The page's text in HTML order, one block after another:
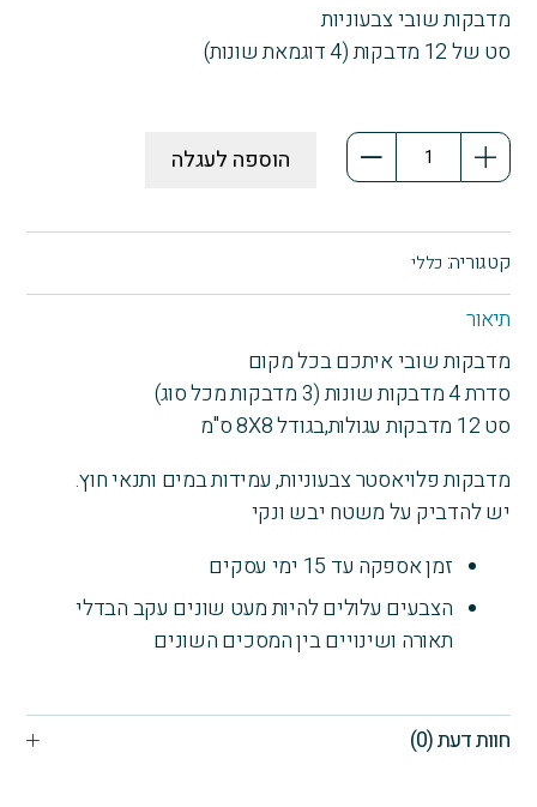
מדבקות שובי צבעוניות
סט של 12 מדבקות (4 דוגמאת שונות)
כמות
12
מדבקות
סוגים
שונים
בסט
הוספה לעגלה
תיאור
מדבקות שובי איתכם בכל מקום
סדרת 4 מדבקות שונות (3 מדבקות מכל סוג)
סט 12 מדבקות עגולות,בגודל 8X8 ס"מ
מדבקות פלויאסטר צבעוניות, עמידות במים ותנאי חוץ.
יש להדביק על משטח יבש ונקי
זמן אספקה עד 15 ימי עסקים
הצבעים עלולים להיות מעט שונים עקב הבדלי
תאורה ושינויים בין המסכים השונים
חוות דעת (0)
קטגוריה: כללי